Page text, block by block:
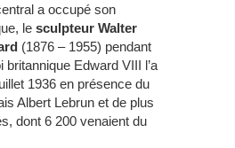
a occupé son
le sculpteur Walter
(1876 – 1955) pendant
britannique Edward VIII l’a
1936 en présence du
Albert Lebrun et de plus
dont 6 200 venaient du